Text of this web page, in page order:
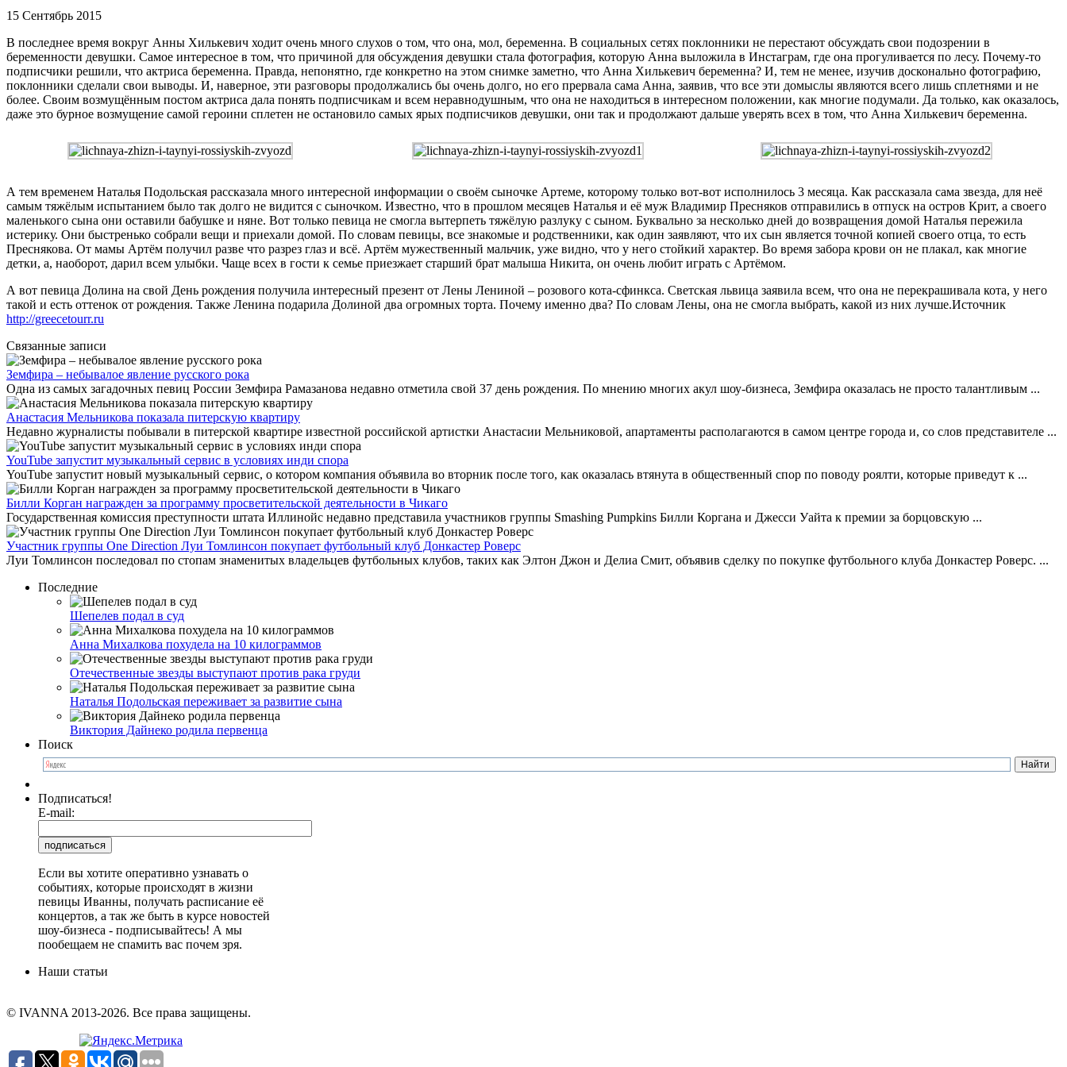
15 Сентябрь 2015
В последнее время вокруг Анны Хилькевич ходит очень много слухов о том, что она, мол, беременна. В социальных сетях поклонники не перестают обсуждать свои подозрении в
беременности девушки. Самое интересное в том, что причиной для обсуждения девушки стала фотография, которую Анна выложила в Инстаграм, где она прогуливается по лесу. Почему-то
подписчики решили, что актриса беременна. Правда, непонятно, где конкретно на этом снимке заметно, что Анна Хилькевич беременна? И, тем не менее, изучив досконально фотографию,
поклонники сделали свои выводы. И, наверное, эти разговоры продолжались бы очень долго, но его прервала сама Анна, заявив, что все эти домыслы являются всего лишь сплетнями и не
более. Своим возмущённым постом актриса дала понять подписчикам и всем неравнодушным, что она не находиться в интересном положении, как многие подумали. Да только, как оказалось,
даже это бурное возмущение самой героини сплетен не остановило самых ярых подписчиков девушки, они так и продолжают дальше уверять всех в том, что Анна Хилькевич беременна.
А тем временем Наталья Подольская рассказала много интересной информации о своём сыночке Артеме, которому только вот-вот исполнилось 3 месяца. Как рассказала сама звезда, для неё
самым тяжёлым испытанием было так долго не видится с сыночком. Известно, что в прошлом месяцев Наталья и её муж Владимир Пресняков отправились в отпуск на остров Крит, а своего
маленького сына они оставили бабушке и няне. Вот только певица не смогла вытерпеть тяжёлую разлуку с сыном. Буквально за несколько дней до возвращения домой Наталья пережила
истерику. Они быстренько собрали вещи и приехали домой. По словам певицы, все знакомые и родственники, как один заявляют, что их сын является точной копией своего отца, то есть
Преснякова. От мамы Артём получил разве что разрез глаз и всё. Артём мужественный мальчик, уже видно, что у него стойкий характер. Во время забора крови он не плакал, как многие
детки, а, наоборот, дарил всем улыбки. Чаще всех в гости к семье приезжает старший брат малыша Никита, он очень любит играть с Артёмом.
А вот певица Долина на свой День рождения получила интересный презент от Лены Лениной – розового кота-сфинкса. Светская львица заявила всем, что она не перекрашивала кота, у него
такой и есть оттенок от рождения. Также Ленина подарила Долиной два огромных торта. Почему именно два? По словам Лены, она не смогла выбрать, какой из них лучше.Источник
http://greecetourr.ru
Связанные записи
Земфира – небывалое явление русского рока
Одна из самых загадочных певиц России Земфира Рамазанова недавно отметила свой 37 день рождения. По мнению многих акул шоу-бизнеса, Земфира оказалась не просто талантливым ...
Анастасия Мельникова показала питерскую квартиру
Недавно журналисты побывали в питерской квартире известной российской артистки Анастасии Мельниковой, апартаменты располагаются в самом центре города и, со слов представителе ...
YouTube запустит музыкальный сервис в условиях инди спора
YouTube запустит новый музыкальный сервис, о котором компания объявила во вторник после того, как оказалась втянута в общественный спор по поводу роялти, которые приведут к ...
Билли Корган награжден за программу просветительской деятельности в Чикаго
Государственная комиссия преступности штата Иллинойс недавно представила участников группы Smashing Pumpkins Билли Коргана и Джесси Уайта к премии за борцовскую ...
Участник группы One Direction Луи Томлинсон покупает футбольный клуб Донкастер Роверс
Луи Томлинсон последовал по стопам знаменитых владельцев футбольных клубов, таких как Элтон Джон и Делиа Смит, объявив сделку по покупке футбольного клуба Донкастер Роверс. ...
Последние
Шепелев подал в суд
Анна Михалкова похудела на 10 килограммов
Отечественные звезды выступают против рака груди
Наталья Подольская переживает за развитие сына
Виктория Дайнеко родила первенца
Поиск
Подписаться!
E-mail:
Если вы хотите оперативно узнавать о
событиях, которые происходят в жизни
певицы Иванны, получать расписание её
концертов, а так же быть в курсе новостей
шоу-бизнеса - подписывайтесь! А мы
пообещаем не спамить вас почем зря.
Наши статьи
© IVANNA 2013-2026. Все права защищены.